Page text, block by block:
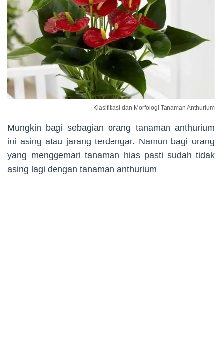
Klasifikasi dan Morfologi Tanaman Anthurium
Mungkin bagi sebagian orang tanaman anthurium
ini asing atau jarang terdengar. Namun bagi orang
yang menggemari tanaman hias pasti sudah tidak
asing lagi dengan tanaman anthurium